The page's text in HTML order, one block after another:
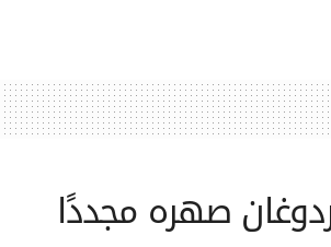
صهره مجددًا